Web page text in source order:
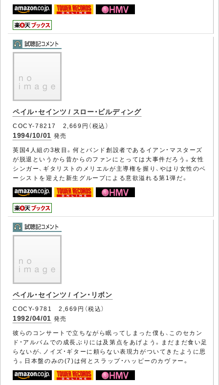
ペイル・セインツ / スロー・ビルディング
COCY-78217 2,669円（税込）
1994/10/01 発売
英国4人組の3枚目。何とバンド創設者であるイアン・マスターズ
が脱退というから昔からのファンにとっては大事件だろう。女性
シンガー、ギタリストのメリエルが主導権を握り、やはり女性のベ
ーシストを迎えた新生グループによる意欲溢れる第1弾だ。
ペイル・セインツ / イン・リボン
COCY-9781 2,669円（税込）
1992/04/01 発売
彼らのコンサートで立ちながら眠ってしまった僕も、このセカン
ド・アルバムでの成長ぶりには及第点をあげよう。まだまだ食い足
らないが、ノイズ・ギターに頼らない表現力がついてきたように思
う。日本盤のみの(7)は何とスラップ・ハッピーのカヴァー。